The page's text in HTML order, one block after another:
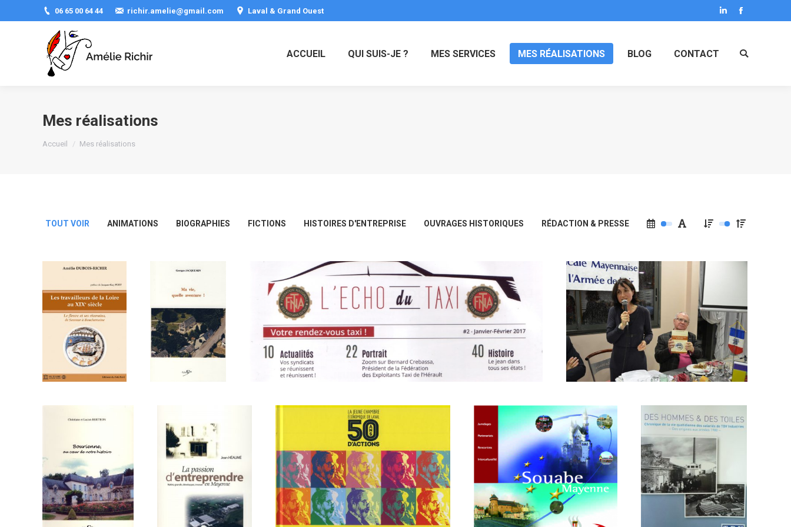
06 65 00 64 44 richir.amelie@gmail.com Laval & Grand Ouest
LinkedInFacebook
ACCUEIL QUI SUIS-JE ? MES SERVICES MES RÉALISATIONS BLOG CONTACT Search:
Mes réalisations
Vous êtes ici :
Accueil Mes réalisations
TOUT VOIR ANIMATIONS BIOGRAPHIES FICTIONS HISTOIRES D'ENTREPRISE OUVRAGES HISTORIQUES RÉDACTION & PRESSE
Les
travailleurs
de la Loire
au XIXe
siècle
Ouvrages
Ma vie,
quelle
aventure
!
Biographies
Article paru dans L’Écho du Taxi
Rédaction & Presse
Conférence la Loire au XIXe
siècle, le récit de vie
Animations
Bourienne,
au coeur
de notre
histoire
La passion
d’entreprendre
Biographies
La Jeune Chambre
Economique de Laval, 50
ans d’actions
Histoires d'entreprise
Histoire du
Jumelage Souabe-
Mayenne
Histoires d'entreprise
Des hommes
et des toiles
Histoires d'entreprise